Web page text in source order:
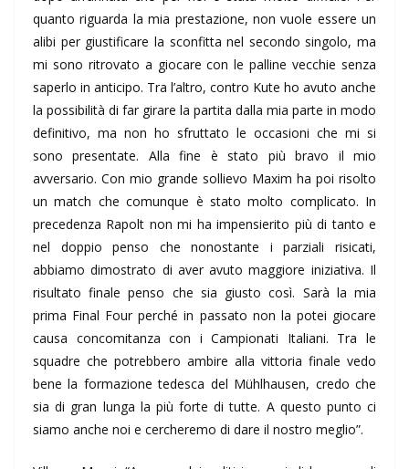
quanto riguarda la mia prestazione, non vuole essere un
alibi per giustificare la sconfitta nel secondo singolo, ma
mi sono ritrovato a giocare con le palline vecchie senza
saperlo in anticipo. Tra l’altro, contro Kute ho avuto anche
la possibilità di far girare la partita dalla mia parte in modo
definitivo, ma non ho sfruttato le occasioni che mi si
sono presentate. Alla fine è stato più bravo il mio
avversario. Con mio grande sollievo Maxim ha poi risolto
un match che comunque è stato molto complicato. In
precedenza Rapolt non mi ha impensierito più di tanto e
nel doppio penso che nonostante i parziali risicati,
abbiamo dimostrato di aver avuto maggiore iniziativa. Il
risultato finale penso che sia giusto così. Sarà la mia
prima Final Four perché in passato non la potei giocare
causa concomitanza con i Campionati Italiani. Tra le
squadre che potrebbero ambire alla vittoria finale vedo
bene la formazione tedesca del Mühlhausen, credo che
sia di gran lunga la più forte di tutte. A questo punto ci
siamo anche noi e cercheremo di dare il nostro meglio”.